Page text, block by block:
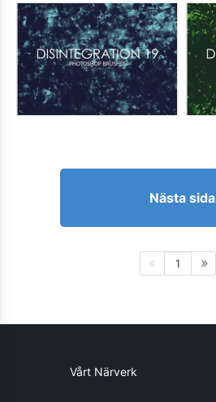
Nästa sida
1
Vårt Närverk